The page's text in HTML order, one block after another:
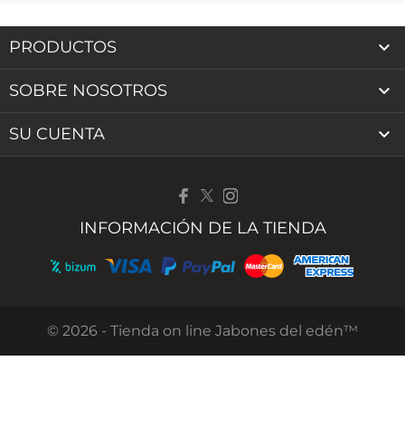
PRODUCTOS 
SOBRE NOSOTROS 
SU CUENTA 
INFORMACIÓN DE LA TIENDA
© 2026 - Tienda on line Jabones del edén™